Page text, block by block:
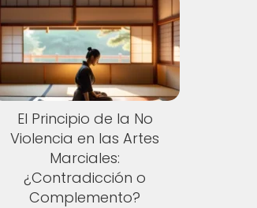
El Principio de la No
Violencia en las Artes
Marciales:
¿Contradicción o
Complemento?